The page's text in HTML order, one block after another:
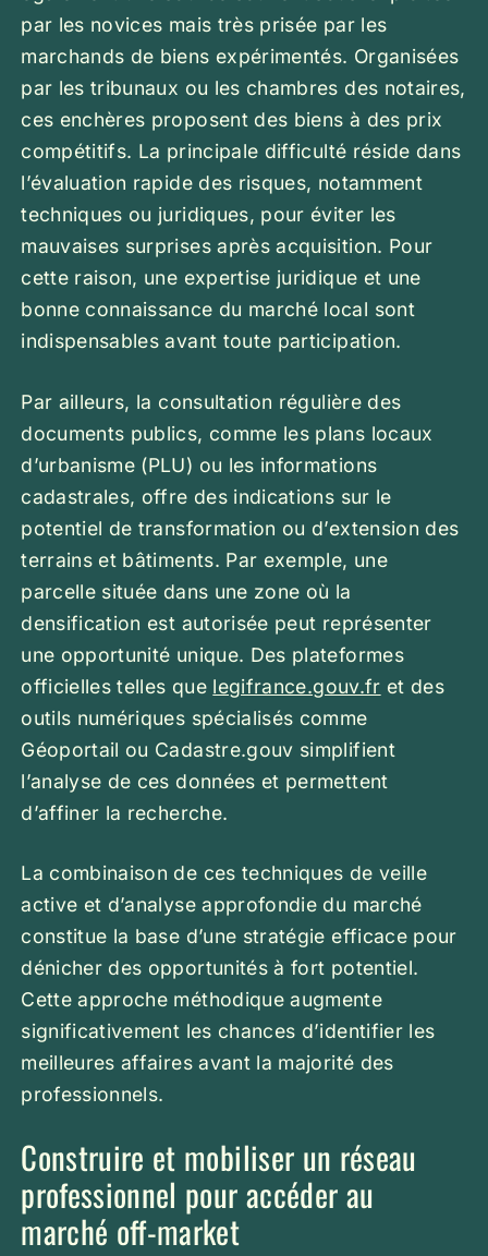
par les novices mais très prisée par les
marchands de biens expérimentés. Organisées
par les tribunaux ou les chambres des notaires,
ces enchères proposent des biens à des prix
compétitifs. La principale difficulté réside dans
l’évaluation rapide des risques, notamment
techniques ou juridiques, pour éviter les
mauvaises surprises après acquisition. Pour
cette raison, une expertise juridique et une
bonne connaissance du marché local sont
indispensables avant toute participation.
Par ailleurs, la consultation régulière des
documents publics, comme les plans locaux
d’urbanisme (PLU) ou les informations
cadastrales, offre des indications sur le
potentiel de transformation ou d’extension des
terrains et bâtiments. Par exemple, une
parcelle située dans une zone où la
densification est autorisée peut représenter
une opportunité unique. Des plateformes
officielles telles que legifrance.gouv.fr et des
outils numériques spécialisés comme
Géoportail ou Cadastre.gouv simplifient
l’analyse de ces données et permettent
d’affiner la recherche.
La combinaison de ces techniques de veille
active et d’analyse approfondie du marché
constitue la base d’une stratégie efficace pour
dénicher des opportunités à fort potentiel.
Cette approche méthodique augmente
significativement les chances d’identifier les
meilleures affaires avant la majorité des
professionnels.
Construire et mobiliser un réseau
professionnel pour accéder au
marché off-market